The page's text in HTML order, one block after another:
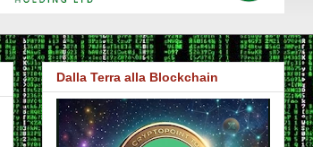
Dalla Terra alla Blockchain